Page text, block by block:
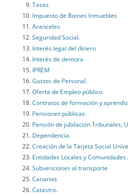
Tasas.
Impuesto de Bienes Inmuebles
Aranceles.
Seguridad Social.
Interés legal del dinero
Interés de demora
IPREM
Gastos de Personal.
Oferta de Empleo público.
Contratos de formación y
Pensiones públicas.
Pensión de jubilación Tribunales,
Dependencia.
Creación de la Tarjeta Social
Entidades Locales y
Subvenciones al transporte
Canarias
Catastro.